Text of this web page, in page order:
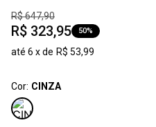
R$647,90
R$ 323,95 50%
até 6 x de R$ 53,99
Cor: CINZA